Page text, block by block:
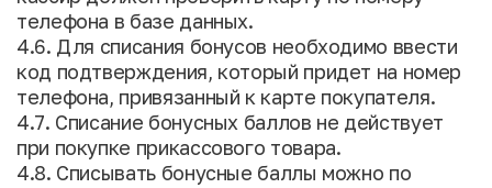
телефона в базе данных.
4.6. Для списания бонусов необходимо ввести
код подтверждения, который придет на номер
телефона, привязанный к карте покупателя.
4.7. Списание бонусных баллов не действует
при покупке прикассового товара.
4.8. Списывать бонусные баллы можно по